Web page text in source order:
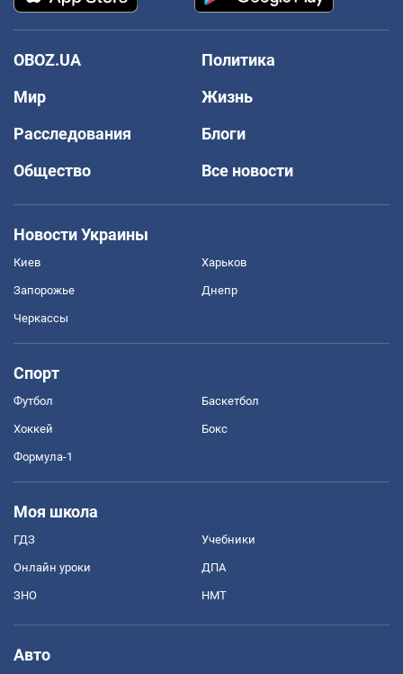
OBOZ.UA
Политика
Мир
Жизнь
Расследования
Блоги
Общество
Все новости
Новости Украины
Киев Харьков
Запорожье Днепр
Черкассы
Спорт
Футбол Баскетбол
Хоккей Бокс
Формула-1
Моя школа
ГДЗ Учебники
Онлайн уроки ДПА
ЗНО НМТ
Авто